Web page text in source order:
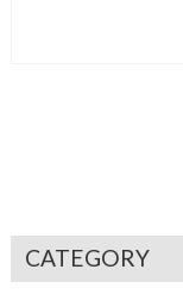
CATEGORY